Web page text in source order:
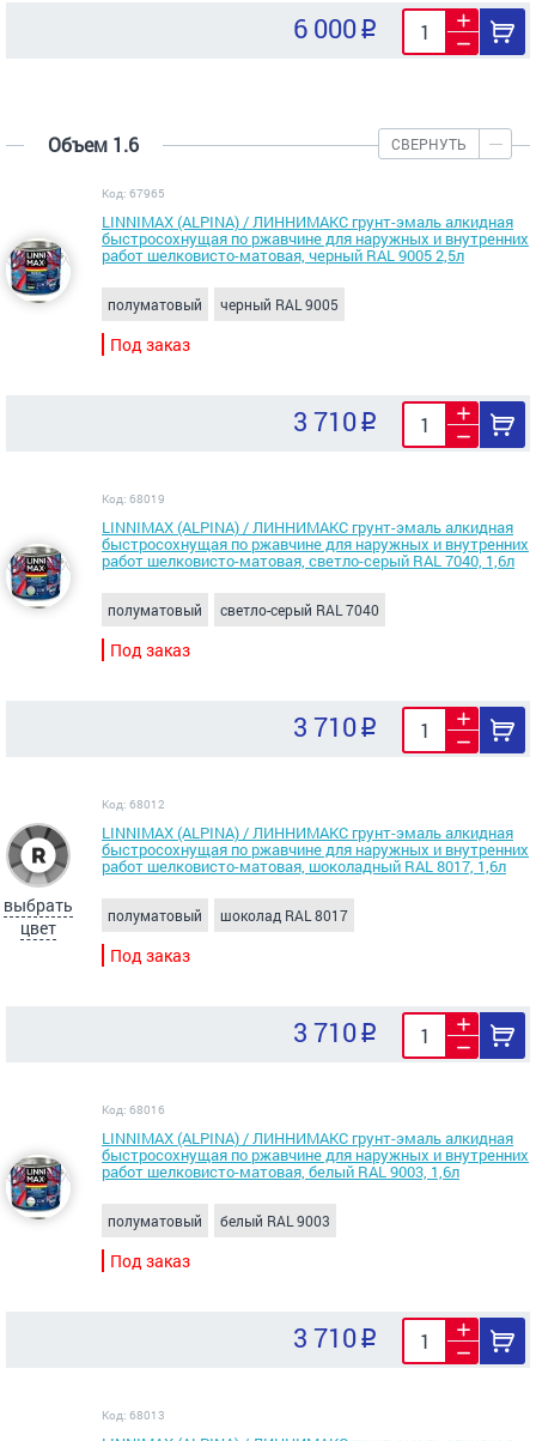
6 000
Объем 1.6 СВЕРНУТЬ
Код: 67965
LINNIMAX (ALPINA) / ЛИННИМАКС грунт-эмаль алкидная
быстросохнущая по ржавчине для наружных и внутренних
работ шелковисто-матовая, черный RAL 9005 2,5л
полуматовый черный RAL 9005
Под заказ
3 710
Код: 68019
LINNIMAX (ALPINA) / ЛИННИМАКС грунт-эмаль алкидная
быстросохнущая по ржавчине для наружных и внутренних
работ шелковисто-матовая, светло-серый RAL 7040, 1,6л
полуматовый светло-серый RAL 7040
Под заказ
3 710
выбрать
цвет
Код: 68012
LINNIMAX (ALPINA) / ЛИННИМАКС грунт-эмаль алкидная
быстросохнущая по ржавчине для наружных и внутренних
работ шелковисто-матовая, шоколадный RAL 8017, 1,6л
полуматовый шоколад RAL 8017
Под заказ
3 710
Код: 68016
LINNIMAX (ALPINA) / ЛИННИМАКС грунт-эмаль алкидная
быстросохнущая по ржавчине для наружных и внутренних
работ шелковисто-матовая, белый RAL 9003, 1,6л
полуматовый белый RAL 9003
Под заказ
3 710
Код: 68013